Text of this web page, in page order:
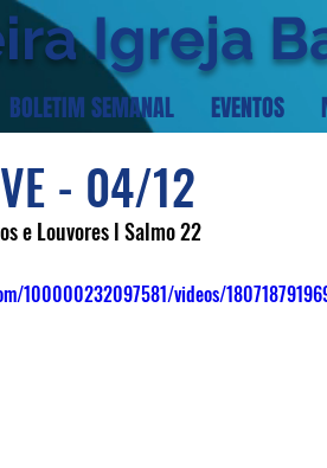
BOLETIM SEMANAL EVENTOS
Igreja
- 04/12
e Louvores l Salmo 22
100000232097581/videos/